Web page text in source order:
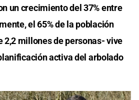
un crecimiento del 37% entre
el 65% de la población
2,2 millones de personas- vive
activa del arbolado